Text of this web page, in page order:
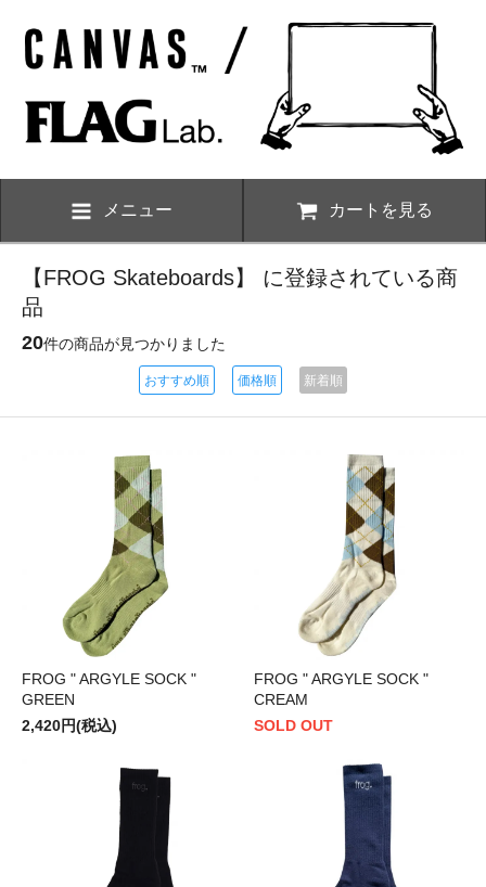
メニュー カートを見る
【FROG Skateboards】 に登録されている商
品
20件の商品が見つかりました
おすすめ順 価格順 新着順
FROG " ARGYLE SOCK "
GREEN
2,420円(税込)
FROG " ARGYLE SOCK "
CREAM
SOLD OUT